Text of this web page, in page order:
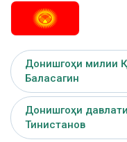
Донишгоҳи милии
Баласагин
Донишгоҳи
Тинистанов